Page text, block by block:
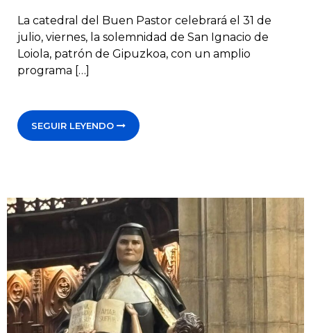
La catedral del Buen Pastor celebrará el 31 de
julio, viernes, la solemnidad de San Ignacio de
Loiola, patrón de Gipuzkoa, con un amplio
programa […]
SEGUIR LEYENDO